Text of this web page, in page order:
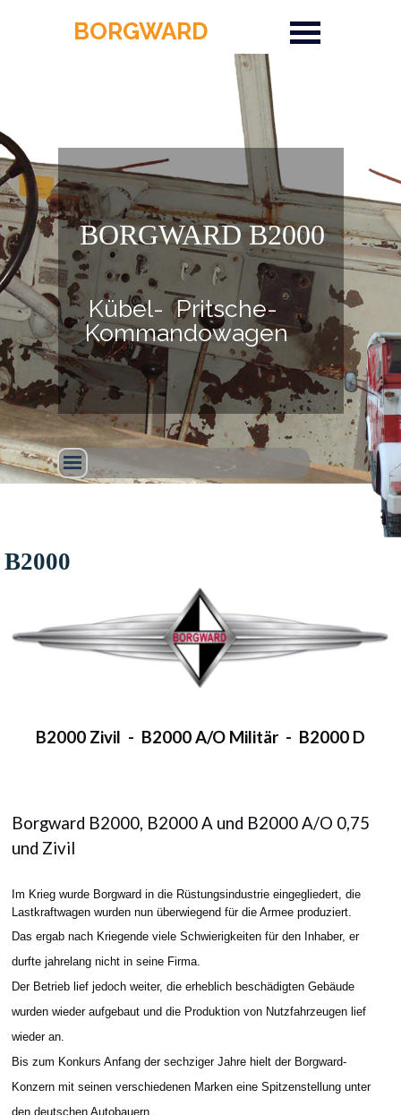
BORGWARD B2000
Kübel- Pritsche-
Kommandowagen
BORGWARD
B2000
B2000 Zivil - B2000 A/O Militär - B2000 D
Borgward B2000, B2000 A und B2000 A/O 0,75
und Zivil
Im Krieg wurde Borgward in die Rüstungsindustrie eingegliedert, die
Lastkraftwagen wurden nun überwiegend für die Armee produziert.
Das ergab nach Kriegende viele Schwierigkeiten für den Inhaber, er
durfte jahrelang nicht in seine Firma.
Der Betrieb lief jedoch weiter, die erheblich beschädigten Gebäude
wurden wieder aufgebaut und die Produktion von Nutzfahrzeugen lief
wieder an.
Bis zum Konkurs Anfang der sechziger Jahre hielt der Borgward-
Konzern mit seinen verschiedenen Marken eine Spitzenstellung unter
den deutschen Autobauern.